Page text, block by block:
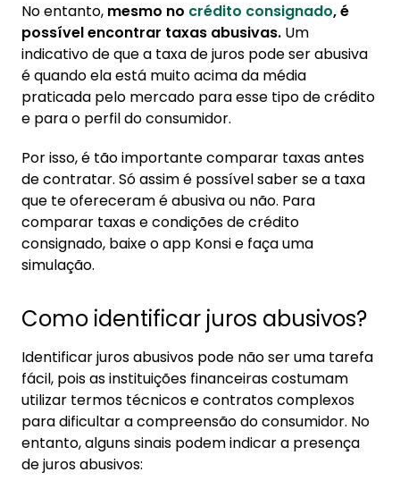
No entanto, mesmo no crédito consignado, é
possível encontrar taxas abusivas. Um
indicativo de que a taxa de juros pode ser abusiva
é quando ela está muito acima da média
praticada pelo mercado para esse tipo de crédito
e para o perfil do consumidor.
Por isso, é tão importante comparar taxas antes
de contratar. Só assim é possível saber se a taxa
que te ofereceram é abusiva ou não. Para
comparar taxas e condições de crédito
consignado, baixe o app Konsi e faça uma
simulação.
Como identificar juros abusivos?
Identificar juros abusivos pode não ser uma tarefa
fácil, pois as instituições financeiras costumam
utilizar termos técnicos e contratos complexos
para dificultar a compreensão do consumidor. No
entanto, alguns sinais podem indicar a presença
de juros abusivos: